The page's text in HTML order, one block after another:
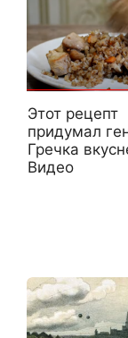
Этот рецепт
придумал
Гречка
Видео